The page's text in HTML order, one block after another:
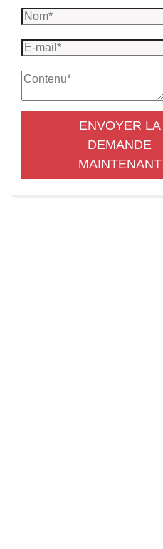
ENVOYER LA
DEMANDE
MAINTENANT